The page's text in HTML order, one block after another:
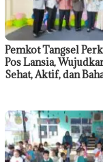
Pemkot Tangsel
Pos Lansia,
Sehat, Aktif, dan